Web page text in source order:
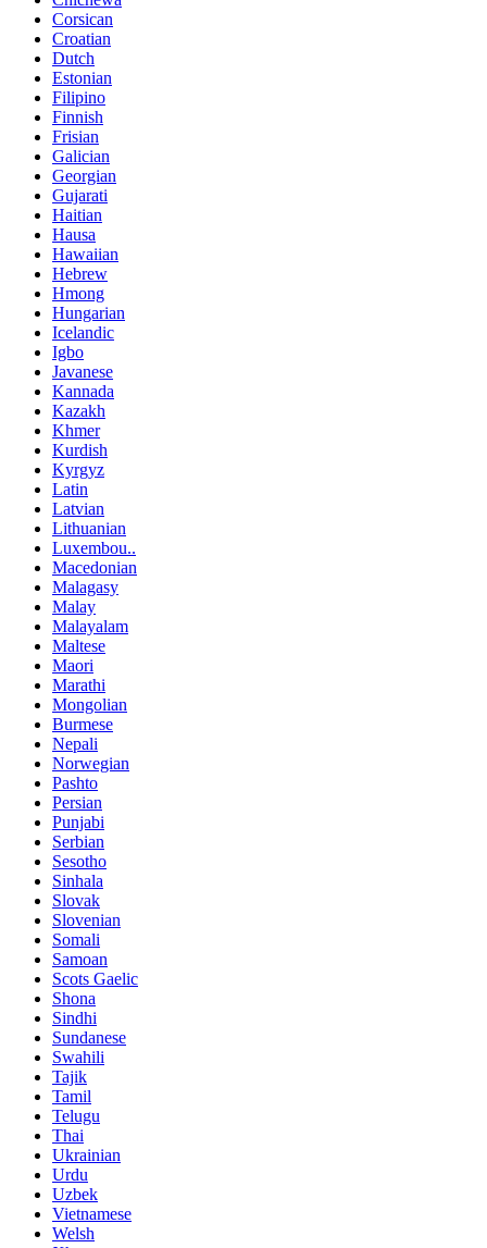
Corsican
Croatian
Dutch
Estonian
Filipino
Finnish
Frisian
Galician
Georgian
Gujarati
Haitian
Hausa
Hawaiian
Hebrew
Hmong
Hungarian
Icelandic
Igbo
Javanese
Kannada
Kazakh
Khmer
Kurdish
Kyrgyz
Latin
Latvian
Lithuanian
Luxembou..
Macedonian
Malagasy
Malay
Malayalam
Maltese
Maori
Marathi
Mongolian
Burmese
Nepali
Norwegian
Pashto
Persian
Punjabi
Serbian
Sesotho
Sinhala
Slovak
Slovenian
Somali
Samoan
Scots Gaelic
Shona
Sindhi
Sundanese
Swahili
Tajik
Tamil
Telugu
Thai
Ukrainian
Urdu
Uzbek
Vietnamese
Welsh